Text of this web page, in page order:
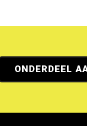
ONDERDEEL